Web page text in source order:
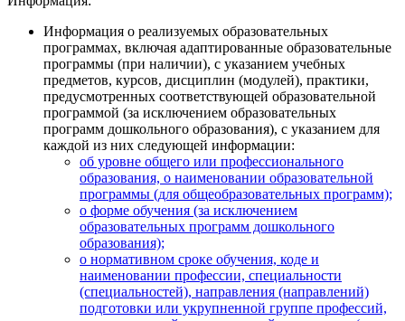
Информация о реализуемых образовательных
программах, включая адаптированные образовательные
программы (при наличии), с указанием учебных
предметов, курсов, дисциплин (модулей), практики,
предусмотренных соответствующей образовательной
программой (за исключением образовательных
программ дошкольного образования), с указанием для
каждой из них следующей информации:
об уровне общего или профессионального
образования, о наименовании образовательной
программы (для общеобразовательных программ);
о форме обучения (за исключением
образовательных программ дошкольного
образования);
о нормативном сроке обучения, коде и
наименовании профессии, специальности
(специальностей), направления (направлений)
подготовки или укрупненной группе профессий,